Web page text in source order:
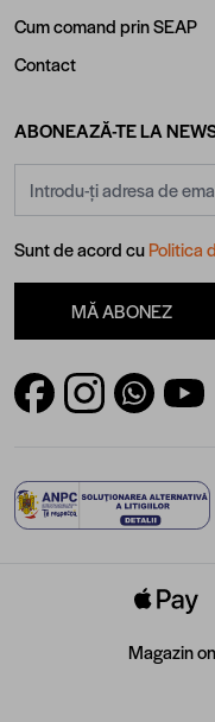
Cum comand prin SEAP
Contact
ABONEAZĂ-TE LA
Sunt de acord cuPolitica
MĂ ABONEZ
Magazin